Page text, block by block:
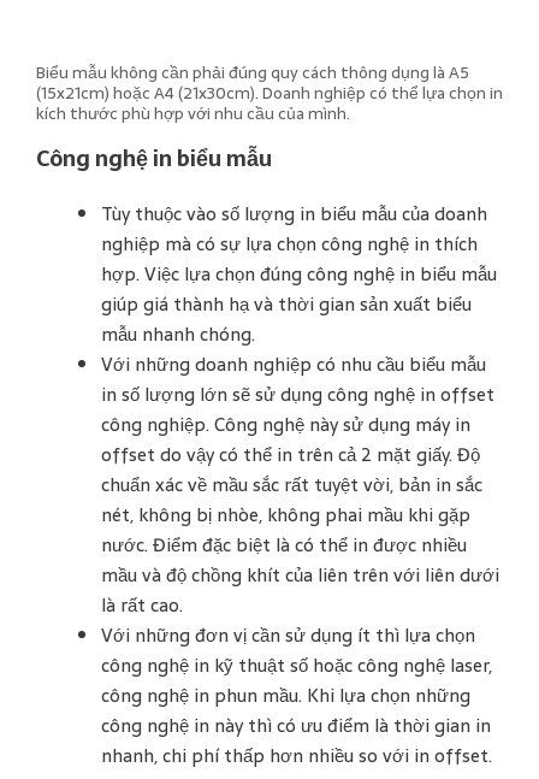
Biểu mẫu không cần phải đúng quy cách thông dụng là A5
(15x21cm) hoặc A4 (21x30cm). Doanh nghiệp có thể lựa chọn in
kích thước phù hợp với nhu cầu của mình.
Công nghệ in biểu mẫu
Tùy thuộc vào số lượng in biểu mẫu của doanh
nghiệp mà có sự lựa chọn công nghệ in thích
hợp. Việc lựa chọn đúng công nghệ in biểu mẫu
giúp giá thành hạ và thời gian sản xuất biểu
mẫu nhanh chóng.
Với những doanh nghiệp có nhu cầu biểu mẫu
in số lượng lớn sẽ sử dụng công nghệ in offset
công nghiệp. Công nghệ này sử dụng máy in
offset do vậy có thể in trên cả 2 mặt giấy. Độ
chuẩn xác về mầu sắc rất tuyệt vời, bản in sắc
nét, không bị nhòe, không phai mầu khi gặp
nước. Điểm đặc biệt là có thể in được nhiều
mầu và độ chồng khít của liên trên với liên dưới
là rất cao.
Với những đơn vị cần sử dụng ít thì lựa chọn
công nghệ in kỹ thuật số hoặc công nghệ laser,
công nghệ in phun mầu. Khi lựa chọn những
công nghệ in này thì có ưu điểm là thời gian in
nhanh, chi phí thấp hơn nhiều so với in offset.